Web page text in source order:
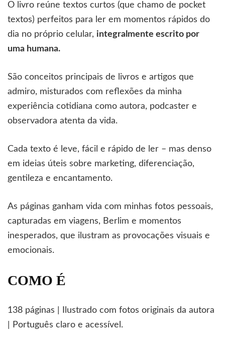
O livro reúne textos curtos (que chamo de pocket
textos) perfeitos para ler em momentos rápidos do
dia no próprio celular, integralmente escrito por
uma humana.
São conceitos principais de livros e artigos que
admiro, misturados com reflexões da minha
experiência cotidiana como autora, podcaster e
observadora atenta da vida.
Cada texto é leve, fácil e rápido de ler – mas denso
em ideias úteis sobre marketing, diferenciação,
gentileza e encantamento.
As páginas ganham vida com minhas fotos pessoais,
capturadas em viagens, Berlim e momentos
inesperados, que ilustram as provocações visuais e
emocionais.
COMO É
138 páginas | Ilustrado com fotos originais da autora
| Português claro e acessível.